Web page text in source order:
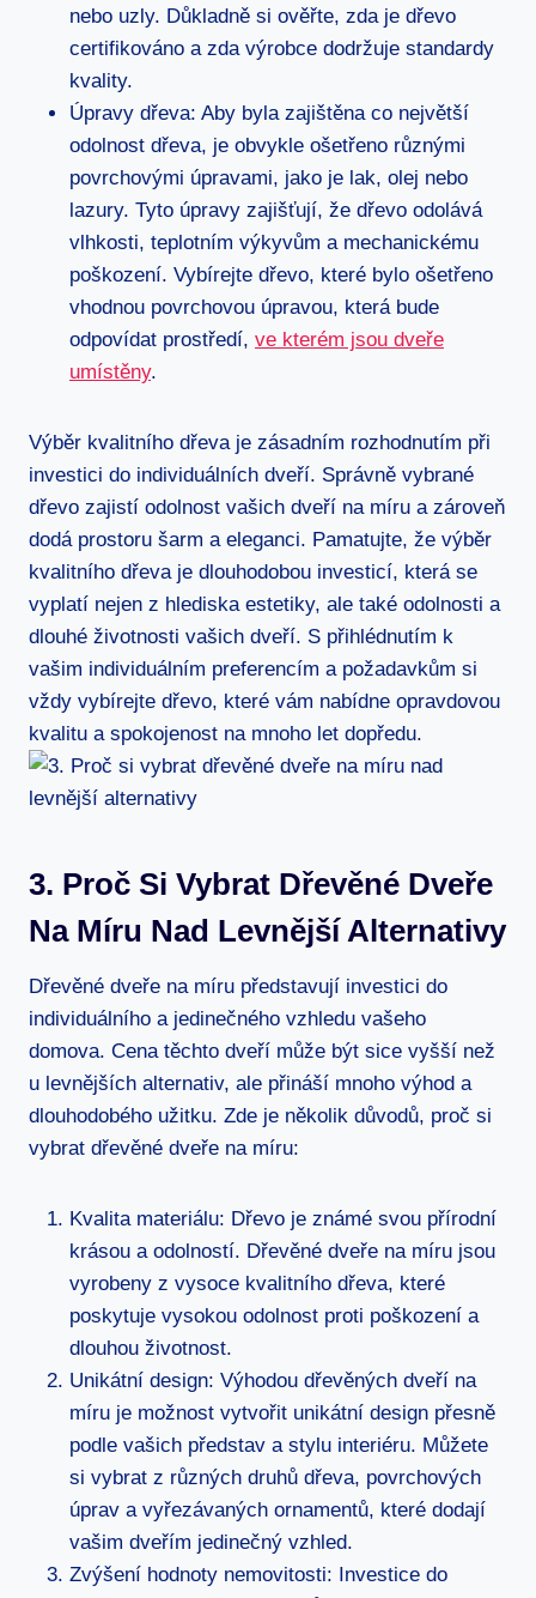
nebo uzly. Důkladně si ověřte, zda je dřevo
certifikováno a zda výrobce dodržuje standardy
kvality.
Úpravy dřeva: Aby byla zajištěna co největší
odolnost dřeva, je obvykle ošetřeno různými
povrchovými úpravami, jako je lak, olej nebo
lazury. Tyto úpravy zajišťují, že dřevo odolává
vlhkosti, teplotním výkyvům a mechanickému
poškození. Vybírejte dřevo, které bylo ošetřeno
vhodnou povrchovou úpravou, která bude
odpovídat prostředí, ve kterém jsou dveře
umístěny.
Výběr kvalitního dřeva je zásadním rozhodnutím při
investici do individuálních dveří. Správně vybrané
dřevo zajistí odolnost vašich dveří na míru a zároveň
dodá prostoru šarm a eleganci. Pamatujte, že výběr
kvalitního dřeva je dlouhodobou investicí, která se
vyplatí nejen z hlediska estetiky, ale také odolnosti a
dlouhé životnosti vašich dveří. S přihlédnutím k
vašim individuálním preferencím a požadavkům si
vždy vybírejte dřevo, které vám nabídne opravdovou
kvalitu a spokojenost na mnoho let dopředu.
3. Proč Si Vybrat Dřevěné Dveře
Na Míru Nad Levnější Alternativy
Dřevěné dveře na míru představují investici do
individuálního a jedinečného vzhledu vašeho
domova. Cena těchto dveří může být sice vyšší než
u levnějších alternativ, ale přináší mnoho výhod a
dlouhodobého užitku. Zde je několik důvodů, proč si
vybrat dřevěné dveře na míru:
Kvalita materiálu: Dřevo je známé svou přírodní
krásou a odolností. Dřevěné dveře na míru jsou
vyrobeny z vysoce kvalitního dřeva, které
poskytuje vysokou odolnost proti poškození a
dlouhou životnost.
Unikátní design: Výhodou dřevěných dveří na
míru je možnost vytvořit unikátní design přesně
podle vašich představ a stylu interiéru. Můžete
si vybrat z různých druhů dřeva, povrchových
úprav a vyřezávaných ornamentů, které dodají
vašim dveřím jedinečný vzhled.
Zvýšení hodnoty nemovitosti: Investice do